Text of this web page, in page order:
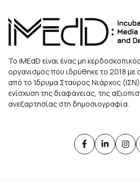
Το iMEdD είναι ένας μη
οργανισμός που ιδρύθηκε το 2018 με
από το Ίδρυμα Σταύρος Νιάρχος
ενίσχυση της διαφάνειας, της
ανεξαρτησίας στη δημοσιογραφία.